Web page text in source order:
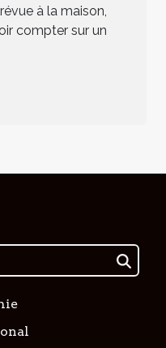
?
à la maison,
compter sur un